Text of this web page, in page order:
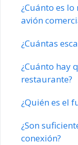
¿Cuánto es
avión
¿Cuántas
¿Cuánto hay
restaurante?
¿Quién es el
¿Son
conexión?